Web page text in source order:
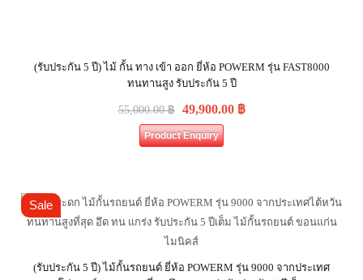
(รับประกัน 5 ปี) ไม้ กั้น ทาง เข้า ออก ยี่ห้อ POWERM รุ่น FAST8000
ทนทานสูง รับประกัน 5 ปี
55,000.00฿ 49,900.00 ฿
Product Enquiry
Sale
(รับประกัน 5 ปี) ไม้กั้นรถยนต์ ยี่ห้อ POWERM รุ่น 9000 จากประเทศ